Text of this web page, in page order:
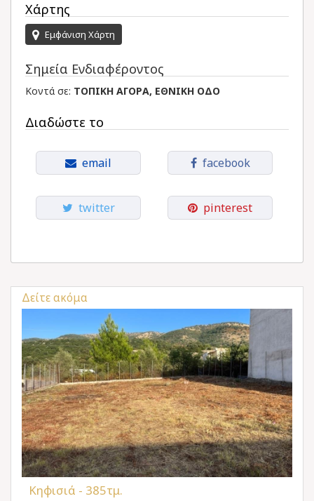
Χάρτης
Εμφάνιση Χάρτη
Σημεία Ενδιαφέροντος
Κοντά σε: ΤΟΠΙΚΗ ΑΓΟΡΑ, ΕΘΝΙΚΗ ΟΔΟ
Διαδώστε το
email facebook
twitter pinterest
Δείτε ακόμα
Κηφισιά - 385τμ.